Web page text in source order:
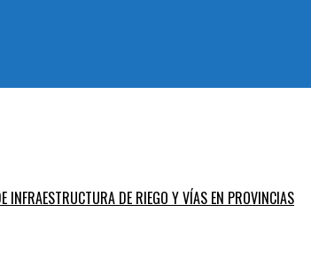
DE RIEGO Y VÍAS EN PROVINCIAS